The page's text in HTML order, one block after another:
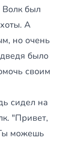
был
А
но очень
было
своим
сидел на
"Привет,
можешь